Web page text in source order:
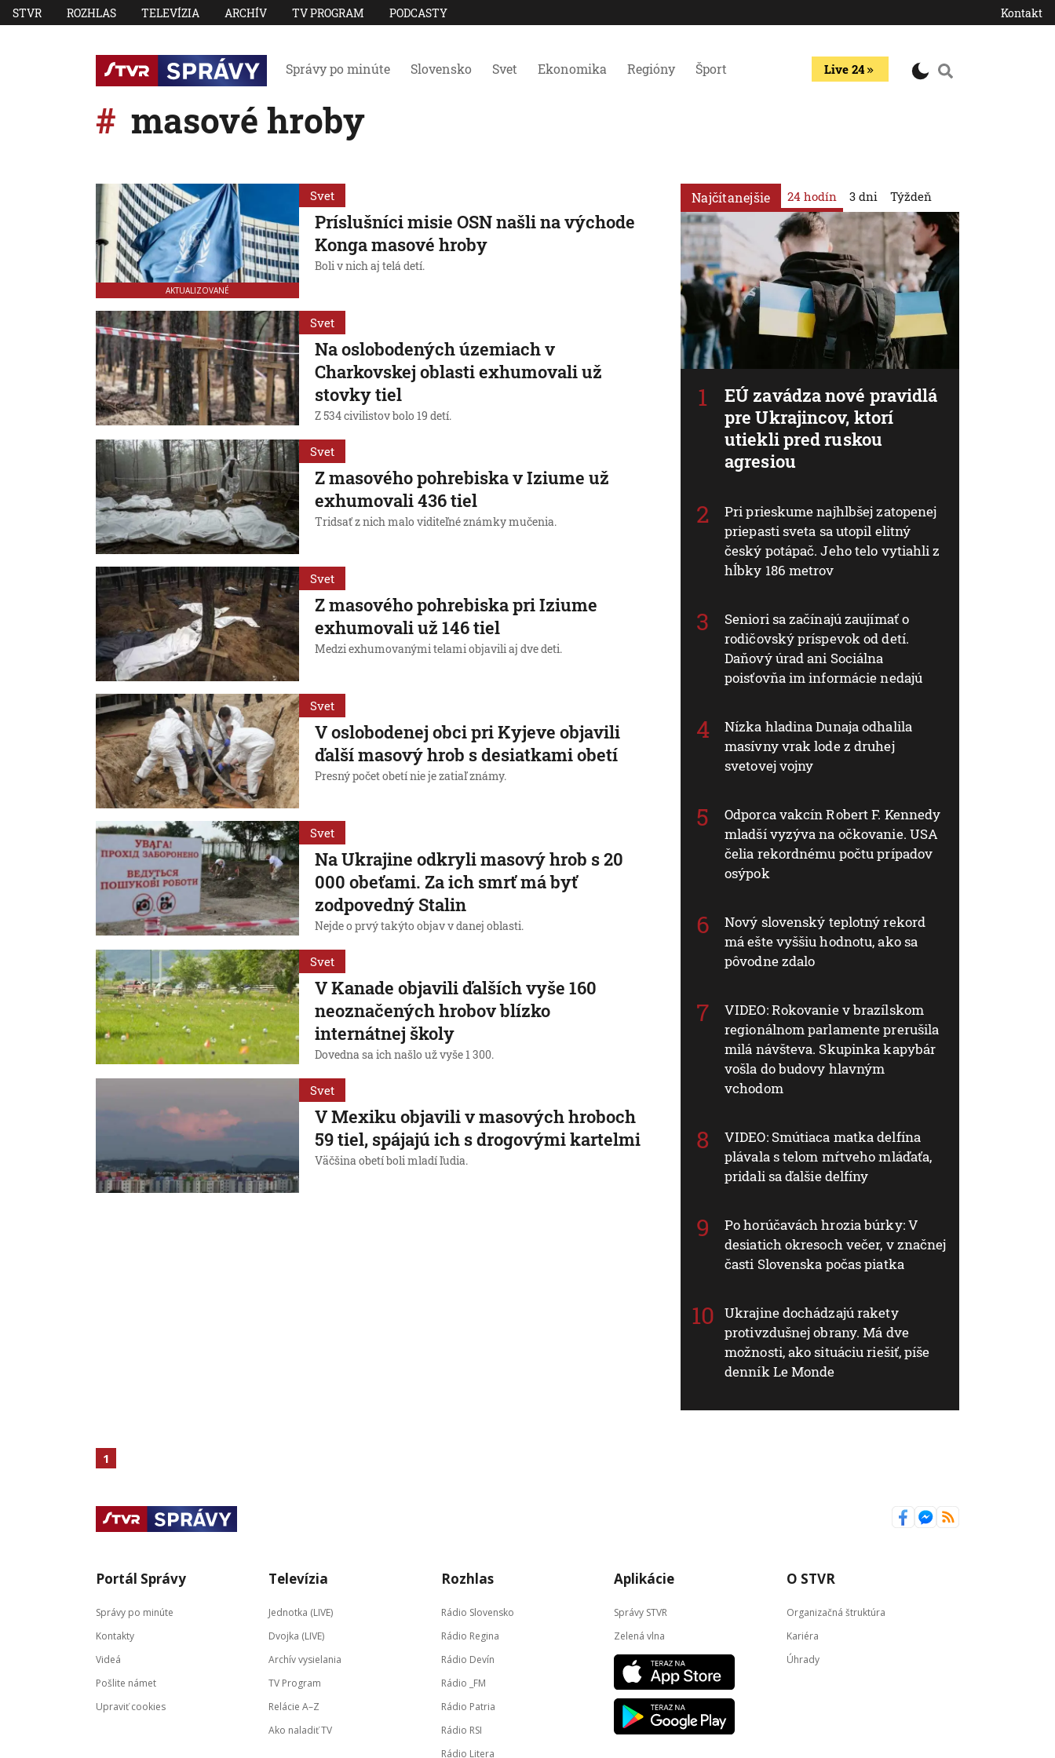
STVR ROZHLAS TELEVÍZIA ARCHÍV TV PROGRAM PODCASTY Kontakt
Správy po minúte Slovensko Svet Ekonomika Regióny Šport Live 24
masové hroby
AKTUALIZOVANÉ
Svet
Príslušníci misie OSN našli na východe
Konga masové hroby
Boli v nich aj telá detí.
Svet
Na oslobodených územiach v
Charkovskej oblasti exhumovali už
stovky tiel
Z 534 civilistov bolo 19 detí.
Svet
Z masového pohrebiska v Iziume už
exhumovali 436 tiel
Tridsať z nich malo viditeľné známky mučenia.
Svet
Z masového pohrebiska pri Iziume
exhumovali už 146 tiel
Medzi exhumovanými telami objavili aj dve deti.
Svet
V oslobodenej obci pri Kyjeve objavili
ďalší masový hrob s desiatkami obetí
Presný počet obetí nie je zatiaľ známy.
Svet
Na Ukrajine odkryli masový hrob s 20
000 obeťami. Za ich smrť má byť
zodpovedný Stalin
Nejde o prvý takýto objav v danej oblasti.
Svet
V Kanade objavili ďalších vyše 160
neoznačených hrobov blízko
internátnej školy
Dovedna sa ich našlo už vyše 1 300.
Svet
V Mexiku objavili v masových hroboch
59 tiel, spájajú ich s drogovými kartelmi
Väčšina obetí boli mladí ľudia.
Najčítanejšie 24 hodín
EÚ zavádza nové pravidlá
pre Ukrajincov, ktorí
utiekli pred ruskou
agresiou
Pri prieskume najhlbšej zatopenej
priepasti sveta sa utopil elitný
český potápač. Jeho telo vytiahli z
hĺbky 186 metrov
Seniori sa začínajú zaujímať o
rodičovský príspevok od detí.
Daňový úrad ani Sociálna
poisťovňa im informácie nedajú
Nízka hladina Dunaja odhalila
masívny vrak lode z druhej
svetovej vojny
Odporca vakcín Robert F. Kennedy
mladší vyzýva na očkovanie. USA
čelia rekordnému počtu prípadov
osýpok
Nový slovenský teplotný rekord
má ešte vyššiu hodnotu, ako sa
pôvodne zdalo
VIDEO: Rokovanie v brazílskom
regionálnom parlamente prerušila
milá návšteva. Skupinka kapybár
vošla do budovy hlavným
vchodom
VIDEO: Smútiaca matka delfína
plávala s telom mŕtveho mláďaťa,
pridali sa ďalšie delfíny
Po horúčavách hrozia búrky: V
desiatich okresoch večer, v značnej
časti Slovenska počas piatka
Ukrajine dochádzajú rakety
protivzdušnej obrany. Má dve
možnosti, ako situáciu riešiť, píše
denník Le Monde
3 dni Týždeň
1
Portál Správy
Správy po minúte
Kontakty
Videá
Pošlite námet
Upraviť cookies
Televízia
Jednotka (LIVE)
Dvojka (LIVE)
Archív vysielania
TV Program
Relácie A–Z
Ako naladiť TV
Rozhlas
Rádio Slovensko
Rádio Regina
Rádio Devín
Rádio _FM
Rádio Patria
Rádio RSI
Rádio Litera
Aplikácie
Správy STVR
Zelená vlna
O STVR
Organizačná štruktúra
Kariéra
Úhrady